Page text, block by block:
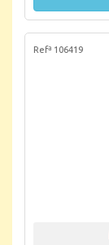
Refª 106419